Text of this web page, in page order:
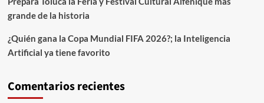
grande de la historia
¿Quién gana la Copa Mundial FIFA 2026?; la Inteligencia
Artificial ya tiene favorito
Comentarios recientes